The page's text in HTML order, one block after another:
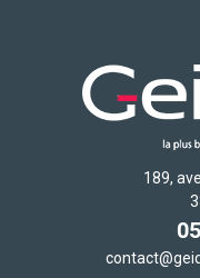
189,